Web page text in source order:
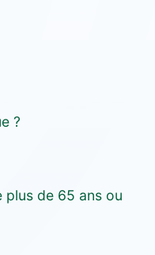
?
de 65 ans ou